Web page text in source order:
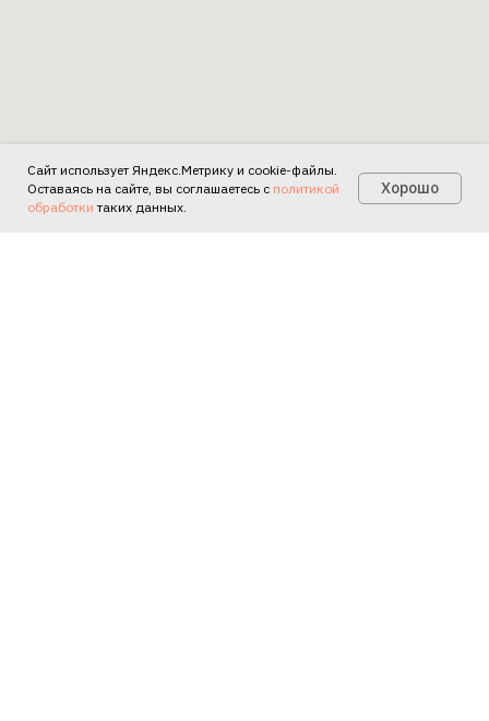
Есть вопросы?
Сайт использует Яндекс.Метрику и cookie-файлы.
Оставаясь на сайте, вы соглашаетесь с политикой
обработки таких данных.
Хорошо